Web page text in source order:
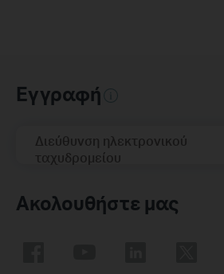
Εγγραφή
Διεύθυνση ηλεκτρονικού
ταχυδρομείου
Ακολουθήστε μας